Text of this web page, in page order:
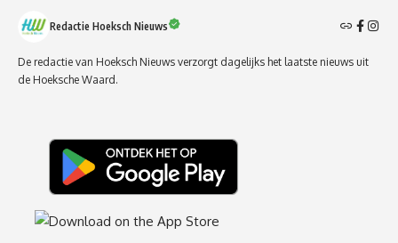
Redactie Hoeksch Nieuws
De redactie van Hoeksch Nieuws verzorgt dagelijks het laatste nieuws uit
de Hoeksche Waard.